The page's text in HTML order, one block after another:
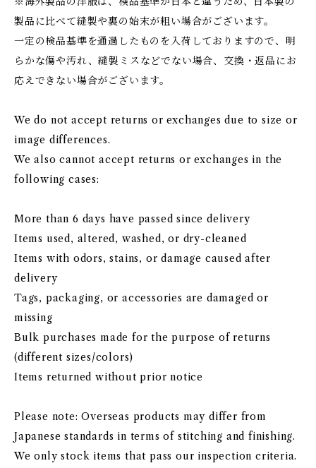
製品に比べて縫製や裏の始末が粗い場合がございます。
一定の検品基準を通過したものを入荷しておりますので、明
らかな傷や汚れ、縫製ミスなどでない場合、交換・返品にお
応えできない場合がございます。
We do not accept returns or exchanges due to size or
image differences.
We also cannot accept returns or exchanges in the
following cases:
More than 6 days have passed since delivery
Items used, altered, washed, or dry-cleaned
Items with odors, stains, or damage caused after
delivery
Tags, packaging, or accessories are damaged or
missing
Bulk purchases made for the purpose of returns
(different sizes/colors)
Items returned without prior notice
Please note: Overseas products may differ from
Japanese standards in terms of stitching and finishing.
We only stock items that pass our inspection criteria.